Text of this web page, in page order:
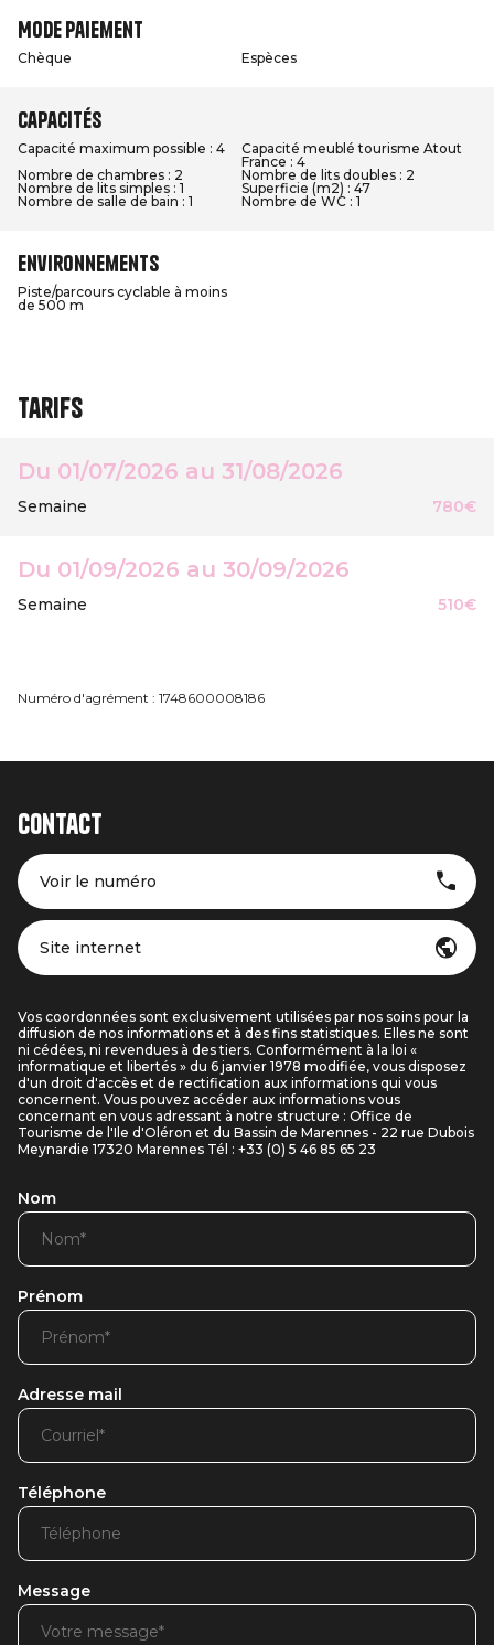
Mode paiement
Chèque Espèces
Capacités
Capacité maximum possible : 4
Capacité meublé tourisme Atout
France : 4
Nombre de chambres : 2
Nombre de lits doubles : 2
Nombre de lits simples : 1
Superficie (m2) : 47
Nombre de salle de bain : 1
Nombre de WC : 1
Environnements
Piste/parcours cyclable à moins
de 500 m
Tarifs
Du 01/07/2026 au 31/08/2026
Semaine 780€
Du 01/09/2026 au 30/09/2026
Semaine 510€
Numéro d'agrément : 1748600008186
Contact
Voir le numéro
Site internet
Vos coordonnées sont exclusivement utilisées par nos soins pour la
diffusion de nos informations et à des fins statistiques. Elles ne sont
ni cédées, ni revendues à des tiers. Conformément à la loi «
informatique et libertés » du 6 janvier 1978 modifiée, vous disposez
d'un droit d'accès et de rectification aux informations qui vous
concernent. Vous pouvez accéder aux informations vous
concernant en vous adressant à notre structure : Office de
Tourisme de l'Ile d'Oléron et du Bassin de Marennes - 22 rue Dubois
Meynardie 17320 Marennes Tél : +33 (0) 5 46 85 65 23
Nom
Prénom
Adresse mail
Téléphone
Message